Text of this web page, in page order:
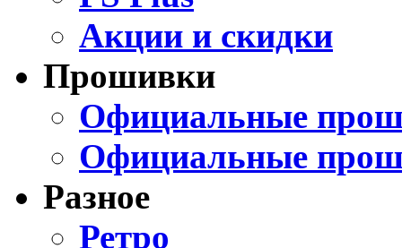
Акции и скидки
Прошивки
Официальные
Официальные
Разное
Ретро